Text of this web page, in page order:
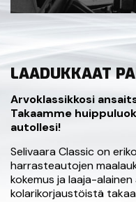
LAADUKKAAT
Arvoklassikkosi
Takaamme
autollesi!
Selivaara Classic on
harrasteautojen
kokemus ja laaja-
kolarikorjaustöistä